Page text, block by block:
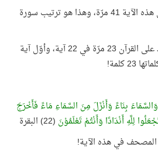
أحرف لفظ (قرآن) تكرّرت في هذه الآية 41 مرّة، وهذا هو ترتيب سورة
وورد الضمير "هو" الذي يعود على القرآن 23 مرّة في 22 آية، وأوّل آية
بِنَاءً وَأَنْزَلَ مِنَ السَّمَاءِ مَاءً فَأَخْرَجَ
لِلَّهِ أَنْدَادًا وَأَنْتُمْ تَعْلَمُوْنَ (22) البقرة
في هذه الآية!